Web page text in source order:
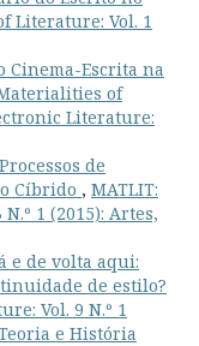
Literature: Vol. 1
Cinema-Escrita na
of
Literature:
de
Cíbrido , MATLIT:
1 (2015): Artes,
e de volta aqui:
de estilo?
Vol. 9 N.º 1
e História